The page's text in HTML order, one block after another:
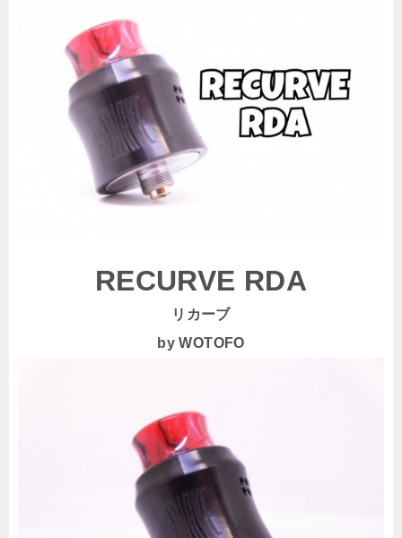
RECURVE RDA
リカーブ
by WOTOFO